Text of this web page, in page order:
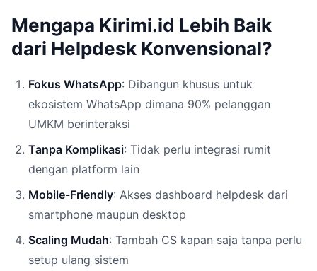
Mengapa Kirimi.id Lebih Baik
dari Helpdesk Konvensional?
Fokus WhatsApp: Dibangun khusus untuk
ekosistem WhatsApp dimana 90% pelanggan
UMKM berinteraksi
Tanpa Komplikasi: Tidak perlu integrasi rumit
dengan platform lain
Mobile-Friendly: Akses dashboard helpdesk dari
smartphone maupun desktop
Scaling Mudah: Tambah CS kapan saja tanpa perlu
setup ulang sistem